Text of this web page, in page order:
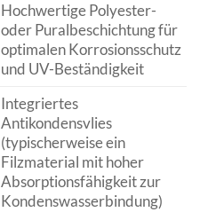
Hochwertige Polyester-
oder Puralbeschichtung für
optimalen Korrosionsschutz
und UV-Beständigkeit
Integriertes
Antikondensvlies
(typischerweise ein
Filzmaterial mit hoher
Absorptionsfähigkeit zur
Kondenswasserbindung)